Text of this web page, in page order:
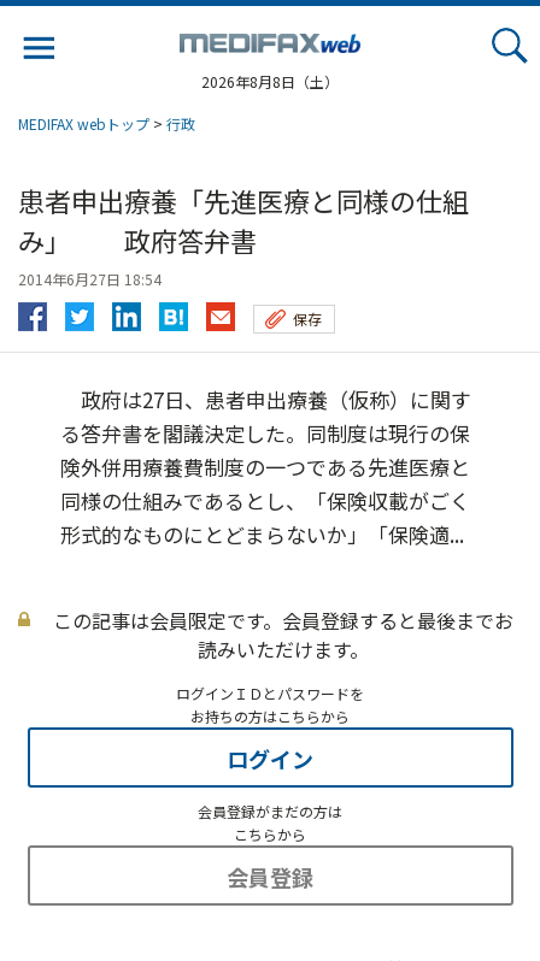
2026年8月8日（土）
MEDIFAX webトップ > 行政
患者申出療養「先進医療と同様の仕組
み」 政府答弁書
2014年6月27日 18:54
保存
政府は27日、患者申出療養（仮称）に関す
る答弁書を閣議決定した。同制度は現行の保
険外併用療養費制度の一つである先進医療と
同様の仕組みであるとし、「保険収載がごく
形式的なものにとどまらないか」「保険適...
この記事は会員限定です。会員登録すると最後までお
読みいただけます。
ログインＩＤとパスワードを
お持ちの方はこちらから
ログイン
会員登録がまだの方は
こちらから
会員登録